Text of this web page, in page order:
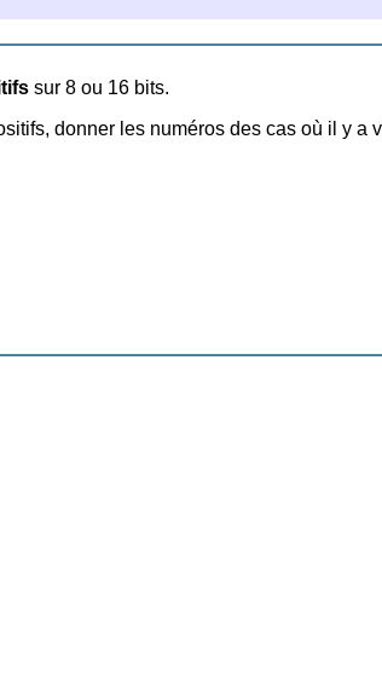
sur 8 ou 16 bits.
donner les numéros des cas où il y a